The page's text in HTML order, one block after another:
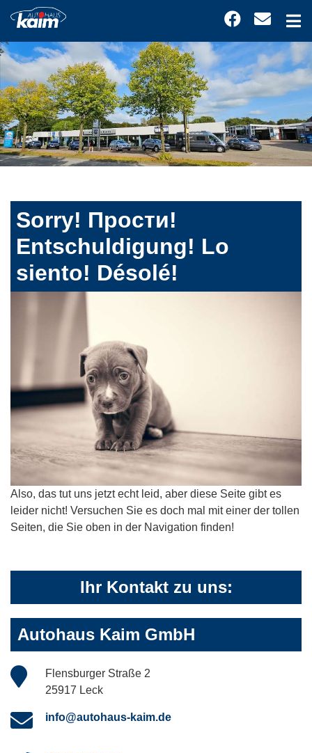
Sorry! Прости!
Entschuldigung! Lo
siento! Désolé!
Also, das tut uns jetzt echt leid, aber diese Seite gibt es
leider nicht! Versuchen Sie es doch mal mit einer der tollen
Seiten, die Sie oben in der Navigation finden!
Ihr Kontakt zu uns:
Autohaus Kaim GmbH
Flensburger Straße 2
25917 Leck
info@autohaus-kaim.de